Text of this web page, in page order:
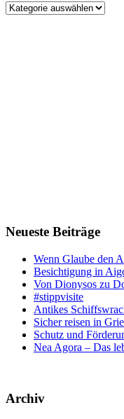
Kategorien
Neueste Beiträge
Wenn Glaube den
Besichtigung in
Von Dionysos zu
#stippvisite
Antikes
Sicher reisen in
Schutz und
Nea Agora – Das
Archiv